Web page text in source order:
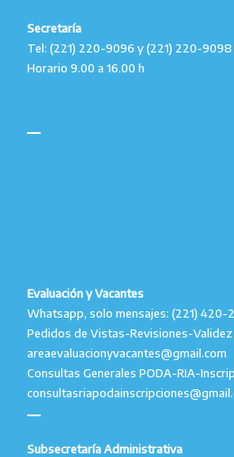
Secretaría
Tel: (221) 220-9096 y (221) 220-9098
Horario 9.00 a 16.00 h
Evaluación y Vacantes
Whatsapp, solo mensajes: (221) 420-
Pedidos de Vistas-Revisiones-Validez
areaevaluacionyvacantes@gmail.com
Consultas Generales PODA-RIA-
Subsecretaría Administrativa